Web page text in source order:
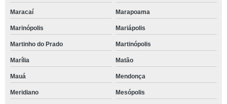
Maracaí Marapoama
Marinópolis Mariápolis
Martinho do Prado Martinópolis
Marília Matão
Mauá Mendonça
Meridiano Mesópolis